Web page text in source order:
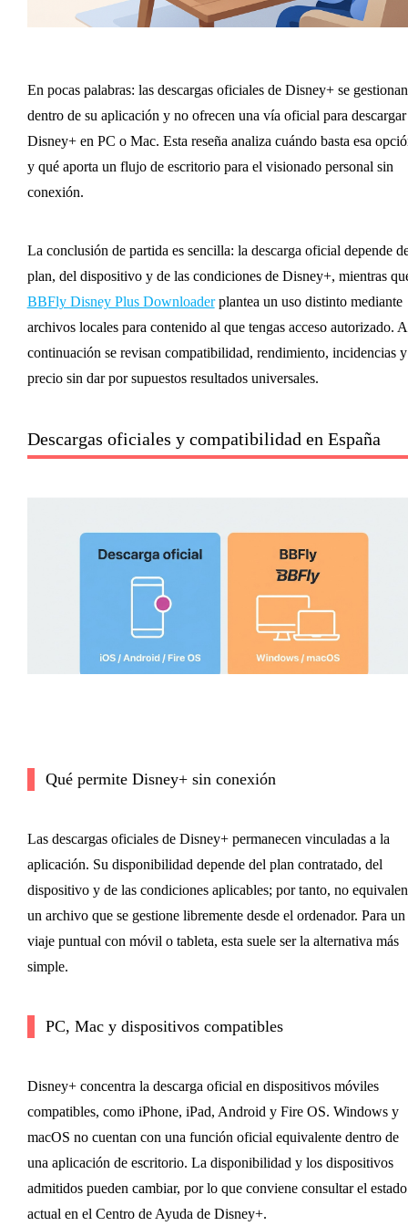
En pocas palabras: las descargas oficiales de Disney+ se gestionan
dentro de su aplicación y no ofrecen una vía oficial para descargar
Disney+ en PC o Mac. Esta reseña analiza cuándo basta esa
y qué aporta un flujo de escritorio para el visionado personal sin
conexión.
La conclusión de partida es sencilla: la descarga oficial depende
plan, del dispositivo y de las condiciones de Disney+, mientras
BBFly Disney Plus Downloaderplantea un uso distinto mediante
archivos locales para contenido al que tengas acceso autorizado. A
continuación se revisan compatibilidad, rendimiento, incidencias y
precio sin dar por supuestos resultados universales.
Descargas oficiales y compatibilidad en España
Qué permite Disney+ sin conexión
Las descargas oficiales de Disney+ permanecen vinculadas a la
aplicación. Su disponibilidad depende del plan contratado, del
dispositivo y de las condiciones aplicables; por tanto, no
un archivo que se gestione libremente desde el ordenador. Para un
viaje puntual con móvil o tableta, esta suele ser la alternativa más
simple.
PC, Mac y dispositivos compatibles
Disney+ concentra la descarga oficial en dispositivos móviles
compatibles, como iPhone, iPad, Android y Fire OS. Windows y
macOS no cuentan con una función oficial equivalente dentro de
una aplicación de escritorio. La disponibilidad y los dispositivos
admitidos pueden cambiar, por lo que conviene consultar el estado
actual en el Centro de Ayuda de Disney+.